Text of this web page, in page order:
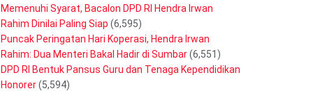
Memenuhi Syarat, Bacalon DPD RI Hendra Irwan
Rahim Dinilai Paling Siap (6,595)
Puncak Peringatan Hari Koperasi, Hendra Irwan
Rahim: Dua Menteri Bakal Hadir di Sumbar(6,551)
DPD RI Bentuk Pansus Guru dan Tenaga Kependidikan
Honorer(5,594)